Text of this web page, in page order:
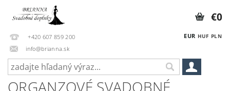
+420 607 859 200
info@brianna.sk
EUR HUF PLN
€0
ORGANZOVÉ SVADOBNÉ